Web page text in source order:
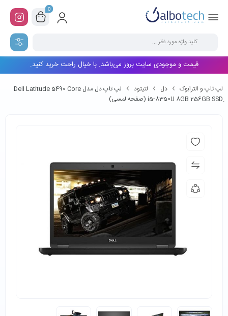
0
قیمت و موجودی سایت بروز می‌باشد. با خیال راحت خرید کنید.
لپ تاپ و الترابوک دل لتیتود
لپ تاپ دل مدل Dell Latitude 5490 Core
i5-8350U 8GB 256GB SSDِ (صفحه لمسی)